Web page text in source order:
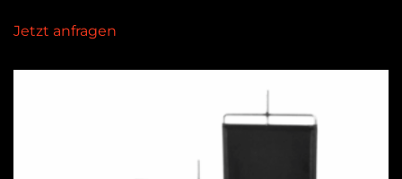
Jetzt anfragen